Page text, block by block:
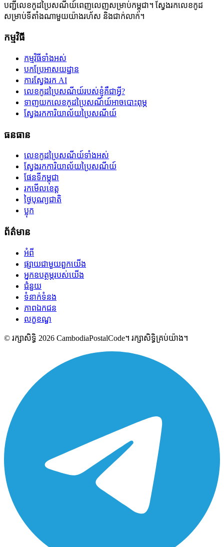
បញ្ជីលេខកូដប្រៃសណីយ៍ពេញលេញសម្រាប់កម្ពុជា។ ស្វែងរកលេខកូដ
សម្រាប់ទីតាំងណាមួយយ៉ាងរហ័ស និងជាក់លាក់។
កម្មវិធី
កម្មវិធីទាំងអស់
បកប្រែអាសយដ្ឋាន
ការស្វែងរក AI
លេខកូដប្រៃសណីយ៍របស់ខ្ញុំគឺជាអ្វី?
ទាញយកលេខកូដប្រៃសណីយ៍អាចបោះពុម្ភ
ស្វែងរកការិយាល័យប្រៃសណីយ៍
ធនធាន
លេខកូដប្រៃសណីយ៍ទាំងអស់
ស្វែងរកការិយាល័យប្រៃសណីយ៍
ផែនទីកម្ពុជា
រកមើលខេត្ត
ថ្ងៃបុណ្យជាតិ
ប្លុក
ព័ត៌មាន
អំពី
ផ្សាយជាមួយពួកយើង
អ្នកឧបត្ថម្ភរបស់យើង
ជំនួយ
ទំនាក់ទំនង
ភាពឯកជន
លក្ខខណ្ឌ
© រក្សាសិទ្ធិ 2026 CambodiaPostalCode។ រក្សាសិទ្ធិគ្រប់យ៉ាង។